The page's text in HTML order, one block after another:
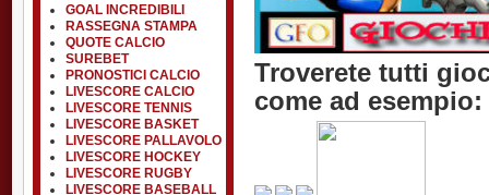
GOAL INCREDIBILI
RASSEGNA STAMPA
QUOTE CALCIO
SUREBET
PRONOSTICI CALCIO
LIVESCORE CALCIO
LIVESCORE TENNIS
LIVESCORE BASKET
LIVESCORE PALLAVOLO
LIVESCORE HOCKEY
LIVESCORE RUGBY
LIVESCORE BASEBALL
Troverete tutti
come ad esempio: